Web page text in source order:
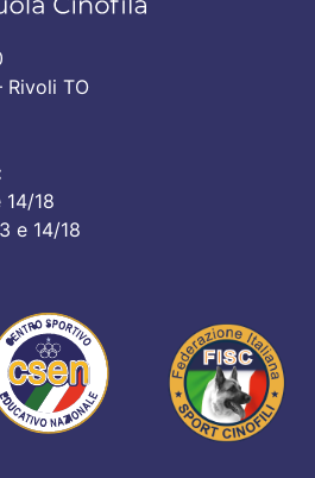
Rivoli TO
18
e 14/18